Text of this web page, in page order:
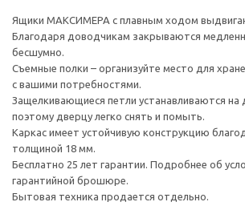
Ящики МАКСИМЕРА с плавным ходом
Благодаря доводчикам закрываются
бесшумно.
Съемные полки – организуйте место для
с вашими потребностями.
Защелкивающиеся петли устанавливаются на
поэтому дверцу легко снять и помыть.
Каркас имеет устойчивую конструкцию
толщиной 18 мм.
Бесплатно 25 лет гарантии. Подробнее об
гарантийной брошюре.
Бытовая техника продается отдельно.